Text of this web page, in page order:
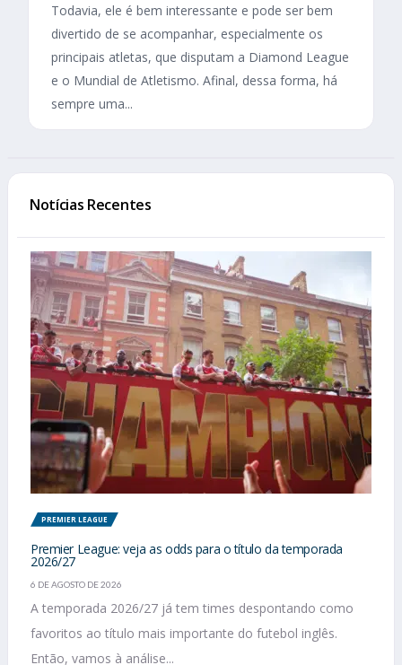
Todavia, ele é bem interessante e pode ser bem
divertido de se acompanhar, especialmente os
principais atletas, que disputam a Diamond League
e o Mundial de Atletismo. Afinal, dessa forma, há
sempre uma...
Notícias Recentes
PREMIER LEAGUE
Premier League: veja as odds para o título da temporada
2026/27
6 DE AGOSTO DE 2026
A temporada 2026/27 já tem times despontando como
favoritos ao título mais importante do futebol inglês.
Então, vamos à análise...